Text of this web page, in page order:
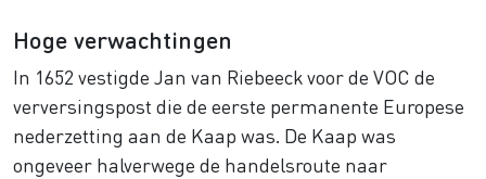
Hoge verwachtingen
In 1652 vestigde Jan van Riebeeck voor de VOC de
verversingspost die de eerste permanente Europese
nederzetting aan de Kaap was. De Kaap was
ongeveer halverwege de handelsroute naar